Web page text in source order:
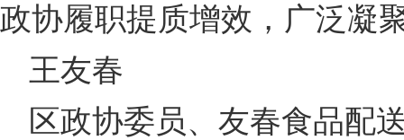
政协履职提质增效，广泛凝
王友春
区政协委员、友春食品配